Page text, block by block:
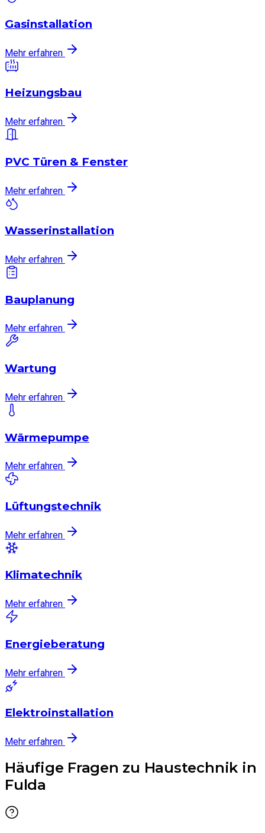
Gasinstallation
Mehr erfahren
Heizungsbau
Mehr erfahren
PVC Türen & Fenster
Mehr erfahren
Wasserinstallation
Mehr erfahren
Bauplanung
Mehr erfahren
Wartung
Mehr erfahren
Wärmepumpe
Mehr erfahren
Lüftungstechnik
Mehr erfahren
Klimatechnik
Mehr erfahren
Energieberatung
Mehr erfahren
Elektroinstallation
Mehr erfahren
Häufige Fragen zu Haustechnik in
Fulda